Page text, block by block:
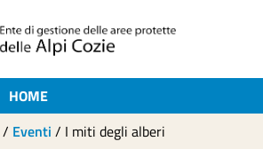
HOME
/ Eventi / I miti degli alberi